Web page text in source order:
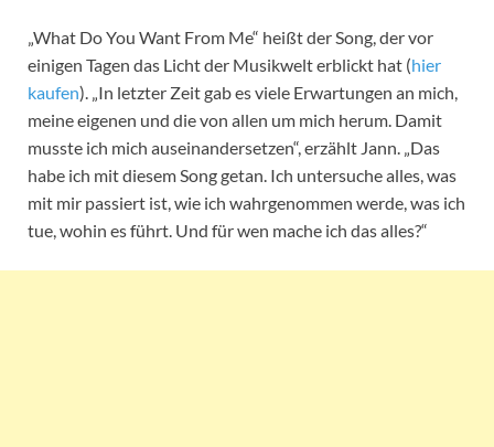
„What Do You Want From Me“ heißt der Song, der vor
einigen Tagen das Licht der Musikwelt erblickt hat (hier
kaufen). „In letzter Zeit gab es viele Erwartungen an mich,
meine eigenen und die von allen um mich herum. Damit
musste ich mich auseinandersetzen“, erzählt Jann. „Das
habe ich mit diesem Song getan. Ich untersuche alles, was
mit mir passiert ist, wie ich wahrgenommen werde, was ich
tue, wohin es führt. Und für wen mache ich das alles?“